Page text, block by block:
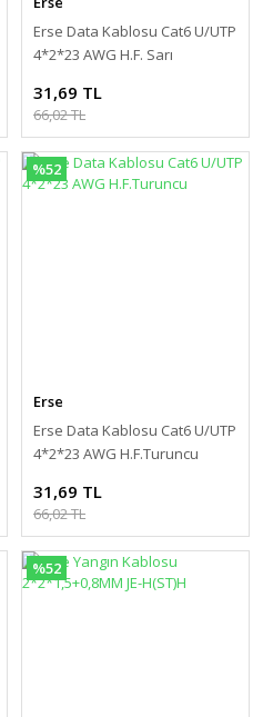
Erse Data Kablosu Cat6 U/UTP
4*2*23 AWG H.F. Sarı
31,69 TL
66,02 TL
%52
Erse
Erse Data Kablosu Cat6 U/UTP
4*2*23 AWG H.F.Turuncu
31,69 TL
66,02 TL
%52